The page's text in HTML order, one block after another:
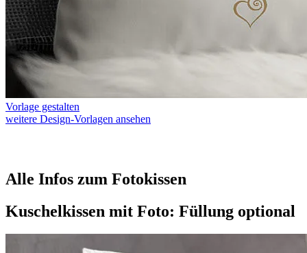
Vorlage gestalten
weitere Design-Vorlagen ansehen
Alle Infos zum Fotokissen
Kuschelkissen mit Foto: Füllung optional